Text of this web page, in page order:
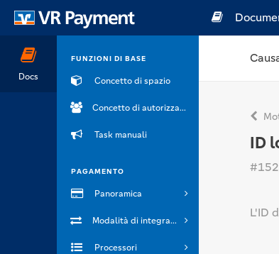
Docs
FUNZIONI DI BASE
Concetto di spazio
Concetto di autorizzazione
Task manuali
PAGAMENTO
Panoramica
Modalità di integrazione
Processori
ID
L'ID